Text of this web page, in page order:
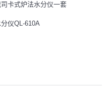
卡式炉法水分仪一套
仪QL-610A